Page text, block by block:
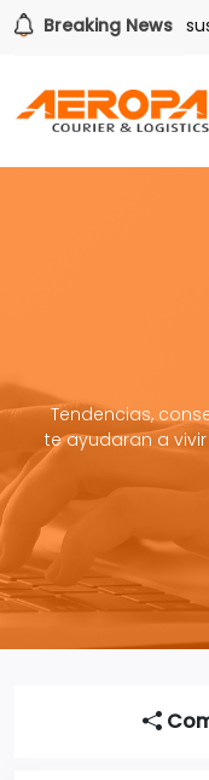
Breaking News
también tiene sus
Tendencias,
te ayudaran a